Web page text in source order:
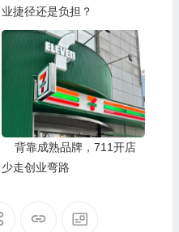
业捷径还是负担？
背靠成熟品牌，711开店
少走创业弯路